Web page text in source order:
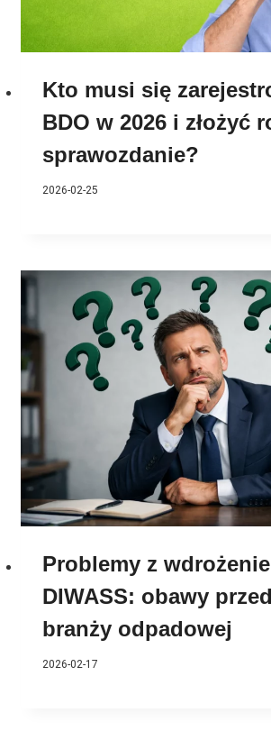
Kto musi się
BDO w 2026 i złożyć
sprawozdanie?
2026-02-25
Problemy z
DIWASS: obawy
branży odpadowej
2026-02-17